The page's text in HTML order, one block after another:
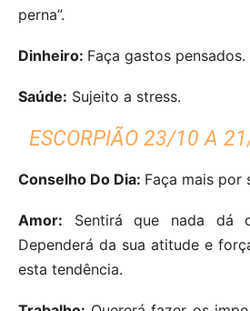
perna”.
Dinheiro: Faça gastos pensados.
Saúde: Sujeito a stress.
ESCORPIÃO 23/10 A
Conselho Do Dia: Faça mais por
Amor: Sentirá que nada dá
Dependerá da sua atitude e
esta tendência.